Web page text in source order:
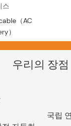
스
우리의 장점
국립